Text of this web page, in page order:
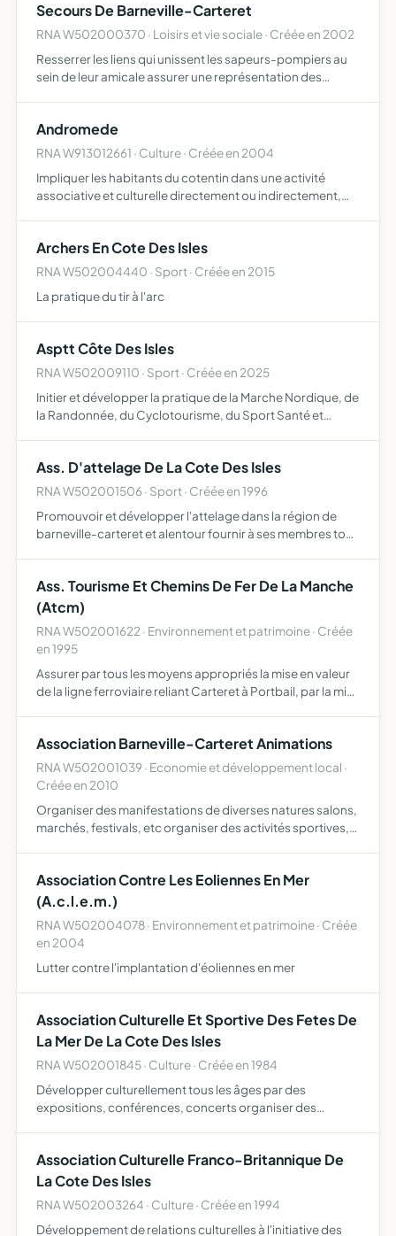
Secours De Barneville-Carteret
RNA W502000370 · Loisirs et vie sociale · Créée en 2002
Resserrer les liens qui unissent les sapeurs-pompiers au
sein de leur amicale assurer une représentation des
sportives, r…
Andromede
RNA W913012661 · Culture · Créée en 2004
Impliquer les habitants du cotentin dans une activité
associative et culturelle directement ou indirectement,
Archers En Cote Des Isles
RNA W502004440 · Sport · Créée en 2015
La pratique du tir à l'arc
Asptt Côte Des Isles
RNA W502009110 · Sport · Créée en 2025
Initier et développer la pratique de la Marche Nordique, de
la Randonnée, du Cyclotourisme, du Sport Santé et
Ass. D'attelage De La Cote Des Isles
RNA W502001506 · Sport · Créée en 1996
Promouvoir et développer l'attelage dans la région de
barneville-carteret et alentour fournir à ses membres tous
Ass. Tourisme Et Chemins De Fer De La Manche
(Atcm)
RNA W502001622 · Environnement et patrimoine · Créée
en 1995
Assurer par tous les moyens appropriés la mise en valeur
de la ligne ferroviaire reliant Carteret à Portbail, par la mise
Association Barneville-Carteret Animations
RNA W502001039 · Economie et développement local ·
Créée en 2010
Organiser des manifestations de diverses natures salons,
marchés, festivals, etc organiser des activités sportives,
Association Contre Les Eoliennes En Mer
(A.c.l.e.m.)
RNA W502004078 · Environnement et patrimoine · Créée
en 2004
Lutter contre l'implantation d'éoliennes en mer
Association Culturelle Et Sportive Des Fetes De
La Mer De La Cote Des Isles
RNA W502001845 · Culture · Créée en 1984
Développer culturellement tous les âges par des
expositions, conférences, concerts organiser des
commune de Barnev…
Association Culturelle Franco-Britannique De
La Cote Des Isles
RNA W502003264 · Culture · Créée en 1994
Développement de relations culturelles à l'initiative des